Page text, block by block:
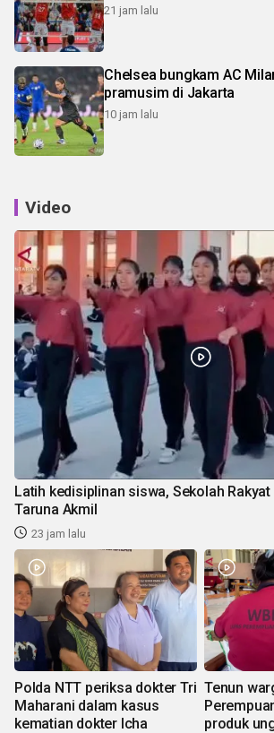
21 jam lalu
Chelsea bungkam AC
pramusim di Jakarta
10 jam lalu
Video
Latih kedisiplinan siswa, Sekolah
Taruna Akmil
23 jam lalu
Polda NTT periksa dokter Tri
Maharani dalam kasus
kematian dokter Icha
Tenun
produk